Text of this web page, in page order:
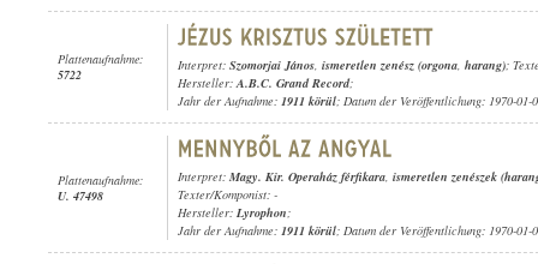
Plattenaufnahme:
5722
Interpret: Szomorjai János, ismeretlen zenész (orgona, harang);
Hersteller:A.B.C. Grand Record;
Jahr der Aufnahme: 1911 körül; Datum der Veröffentlichung: 1970-01-
Plattenaufnahme:
U. 47498
Interpret: Magy. Kir. Operaház férfikara, ismeretlen zenészek
Texter/Komponist: -
Hersteller: Lyrophon;
Jahr der Aufnahme: 1911 körül; Datum der Veröffentlichung: 1970-01-